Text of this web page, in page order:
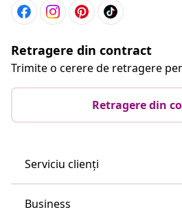
Retragere din contract
Trimite o cerere de retragere
Retragere din
Serviciu clienți
Business